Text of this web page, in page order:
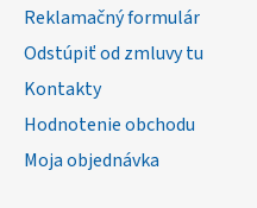
Reklamačný formulár
Odstúpiť od zmluvy tu
Kontakty
Hodnotenie obchodu
Moja objednávka